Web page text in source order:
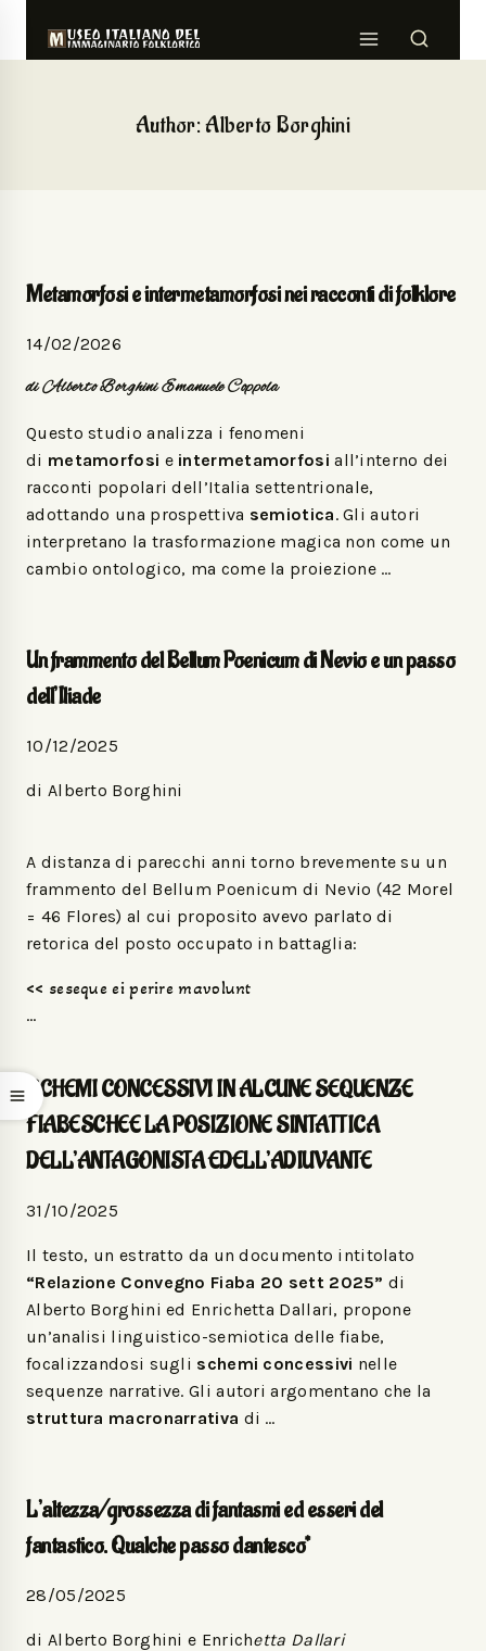
Author: Alberto Borghini
Metamorfosi e intermetamorfosi nei racconti di folklore
14/02/2026
di Alberto Borghini Emanuele Coppola
Questo studio analizza i fenomeni
di metamorfosi e intermetamorfosi all’interno dei
racconti popolari dell’Italia settentrionale,
adottando una prospettiva semiotica. Gli autori
interpretano la trasformazione magica non come un
cambio ontologico, ma come la proiezione …
Un frammento del Bellum Poenicum di Nevio e un passo
dell’Iliade
10/12/2025
di Alberto Borghini
A distanza di parecchi anni torno brevemente su un
frammento del Bellum Poenicum di Nevio (42 Morel
= 46 Flores) al cui proposito avevo parlato di
retorica del posto occupato in battaglia:
<< seseque ei perire mavolunt
…
SCHEMI CONCESSIVI IN ALCUNE SEQUENZE
FIABESCHEE LA POSIZIONE SINTATTICA
DELL’ANTAGONISTA EDELL’ADIUVANTE
31/10/2025
Il testo, un estratto da un documento intitolato
“Relazione Convegno Fiaba 20 sett 2025” di
Alberto Borghini ed Enrichetta Dallari, propone
un’analisi linguistico-semiotica delle fiabe,
focalizzandosi sugli schemi concessivi nelle
sequenze narrative. Gli autori argomentano che la
struttura macronarrativa di …
L’altezza/grossezza di fantasmi ed esseri del
fantastico. Qualche passo dantesco*
28/05/2025
di Alberto Borghini e Enrichetta Dallari